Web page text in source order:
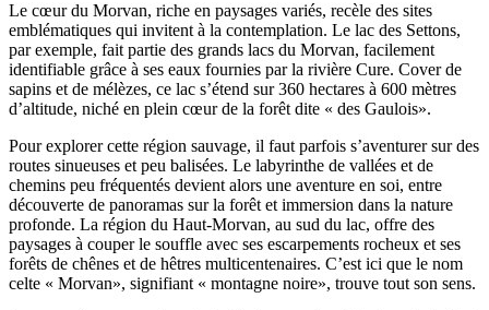
Le cœur du Morvan, riche en paysages variés, recèle des sites
emblématiques qui invitent à la contemplation. Le lac des Settons,
par exemple, fait partie des grands lacs du Morvan, facilement
identifiable grâce à ses eaux fournies par la rivière Cure. Cover de
sapins et de mélèzes, ce lac s’étend sur 360 hectares à 600 mètres
d’altitude, niché en plein cœur de la forêt dite « des Gaulois».
Pour explorer cette région sauvage, il faut parfois s’aventurer sur des
routes sinueuses et peu balisées. Le labyrinthe de vallées et de
chemins peu fréquentés devient alors une aventure en soi, entre
découverte de panoramas sur la forêt et immersion dans la nature
profonde. La région du Haut-Morvan, au sud du lac, offre des
paysages à couper le souffle avec ses escarpements rocheux et ses
forêts de chênes et de hêtres multicentenaires. C’est ici que le nom
celte « Morvan», signifiant « montagne noire», trouve tout son sens.